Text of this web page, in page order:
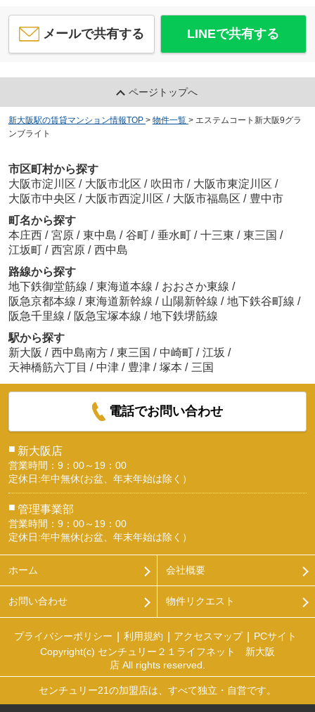
メールで共有する LINEで共有する
ページトップへ
新大阪駅の賃貸マンション情報TOP > 物件一覧 > エステムコート新大阪9グラ
ンブライト
市区町村から探す
大阪市淀川区 / 大阪市北区 / 吹田市 / 大阪市東淀川区 /
大阪市中央区 / 大阪市西淀川区 / 大阪市福島区 / 豊中市
町名から探す
本庄西 / 宮原 / 東中島 / 谷町 / 垂水町 / 十三東 / 東三国 /
江坂町 / 西宮原 / 西中島
路線から探す
地下鉄御堂筋線 / 東海道本線 / おおさか東線 /
阪急京都本線 / 東海道新幹線 / 山陽新幹線 / 地下鉄谷町線 /
阪急千里線 / 阪急宝塚本線 / 地下鉄堺筋線
駅から探す
新大阪 / 西中島南方 / 東三国 / 中崎町 / 江坂 /
天神橋筋六丁目 / 中津 / 豊津 / 塚本 / 三国
電話でお問い合わせ
■ 新大阪店
営業時間：9：00～19：00
定休日:年中無休(お盆、年末年始は除く）
■ 管理事業部
営業時間：9：00～19：00
定休日:年中無休(お盆、年末年始は除く）
ホーム 会社概要
お問い合わせ 物件リクエスト
プライバシーポリシー 利用規約 アクセスマップ
PCサイト
Copyright(c) センチュリー２１ライフネット 新大阪
店 All rights reserved.
センチュリー21の加盟店は、すべて独立・自営です。